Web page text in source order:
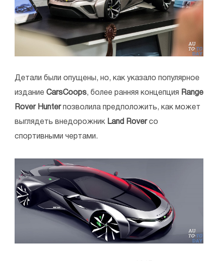
Детали были опущены, но, как указало популярное
издание СarsCoops, более ранняя концепция Range
Rover Hunterпозволила предположить, как может
выглядеть внедорожник Land Roverсо
спортивными чертами.